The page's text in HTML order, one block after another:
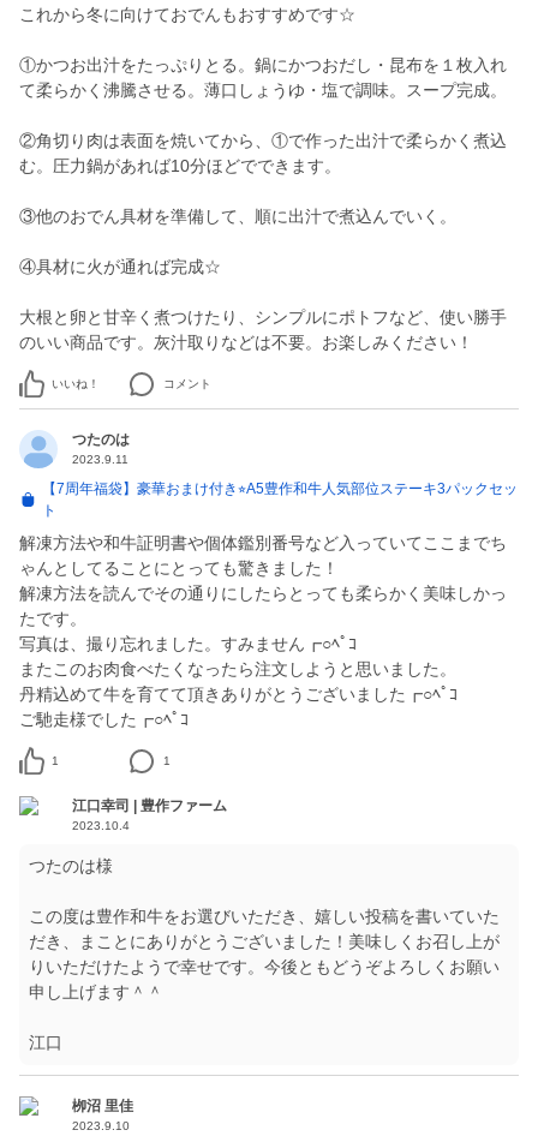
これから冬に向けておでんもおすすめです☆
①かつお出汁をたっぷりとる。鍋にかつおだし・昆布を１枚入れ
て柔らかく沸騰させる。薄口しょうゆ・塩で調味。スープ完成。
②角切り肉は表面を焼いてから、①で作った出汁で柔らかく煮込
む。圧力鍋があれば10分ほどでできます。
③他のおでん具材を準備して、順に出汁で煮込んでいく。
④具材に火が通れば完成☆
大根と卵と甘辛く煮つけたり、シンプルにポトフなど、使い勝手
のいい商品です。灰汁取りなどは不要。お楽しみください！
いいね！ コメント
つたのは
2023.9.11
【7周年福袋】豪華おまけ付き⭐︎A5豊作和牛人気部位ステーキ3パックセッ
ト
解凍方法や和牛証明書や個体鑑別番号など入っていてここまでち
ゃんとしてることにとっても驚きました！
解凍方法を読んでその通りにしたらとっても柔らかく美味しかっ
たです。
写真は、撮り忘れました。すみません┏○ﾍﾟｺ
またこのお肉食べたくなったら注文しようと思いました。
丹精込めて牛を育てて頂きありがとうございました┏○ﾍﾟｺ
ご馳走様でした┏○ﾍﾟｺ
1 1
江口幸司 | 豊作ファーム
2023.10.4
つたのは様
この度は豊作和牛をお選びいただき、嬉しい投稿を書いていた
だき、まことにありがとうございました！美味しくお召し上が
りいただけたようで幸せです。今後ともどうぞよろしくお願い
申し上げます＾＾
江口
栁沼 里佳
2023.9.10